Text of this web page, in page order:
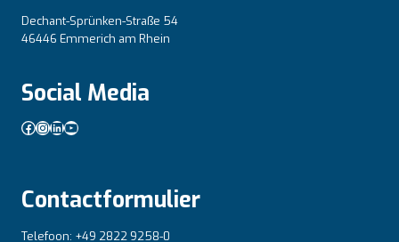
Dechant-Sprünken-Straße 54
46446 Emmerich am Rhein
Social Media
Facebook
Instagram
LinkedIn
YouTube
Contactformulier
Telefoon: +49 2822 9258-0